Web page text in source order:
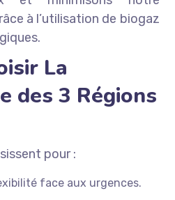
à l’utilisation de biogaz
La
des 3 Régions
pour :
face aux urgences.